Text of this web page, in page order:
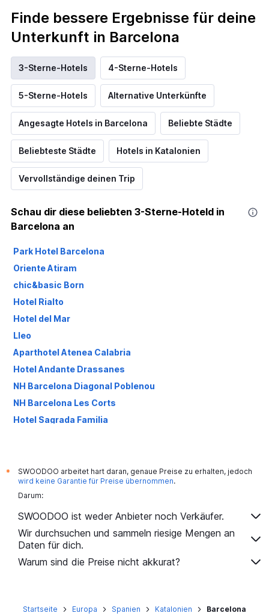
Finde bessere Ergebnisse für deine
Unterkunft in Barcelona
3-Sterne-Hotels 4-Sterne-Hotels
5-Sterne-Hotels Alternative Unterkünfte
Angesagte Hotels in Barcelona Beliebte Städte
Beliebteste Städte Hotels in Katalonien
Vervollständige deinen Trip
Schau dir diese beliebten 3-Sterne-Hoteld in
Barcelona an
Park Hotel Barcelona
Oriente Atiram
chic&basic Born
Hotel Rialto
Hotel del Mar
Lleo
Aparthotel Atenea Calabria
Hotel Andante Drassanes
NH Barcelona Diagonal Poblenou
NH Barcelona Les Corts
Hotel Sagrada Familia
Ramblas Barcelona
H10 Montcada
Casa Lit Barcelona
Hotel Suizo
*
SWOODOO arbeitet hart daran, genaue Preise zu erhalten, jedoch
wird keine Garantie für Preise übernommen.
Darum:
SWOODOO ist weder Anbieter noch Verkäufer.
Wir durchsuchen und sammeln riesige Mengen an
Daten für dich.
Warum sind die Preise nicht akkurat?
Startseite Europa Spanien Katalonien Barcelona